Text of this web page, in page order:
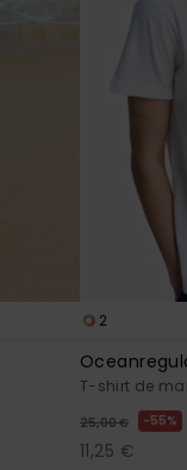
2
T-shirt de
25,00 € 55%
11,25 €